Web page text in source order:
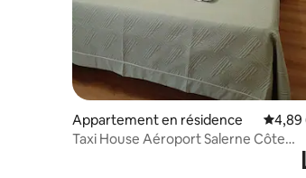
Appartement en résidence
4,89
Taxi House Aéroport Salerne Côte